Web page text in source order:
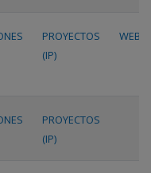
PROYECTOS
(IP)
WEB
PROYECTOS
(IP)